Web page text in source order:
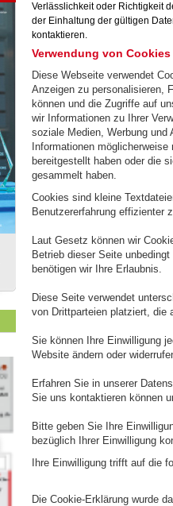
Verlässlichkeit oder Richtigkeit
der Einhaltung der gültigen
kontaktieren.
Verwendung von Cookies
Diese Webseite verwendet
Anzeigen zu personalisieren,
können und die Zugriffe auf
wir Informationen zu Ihrer
soziale Medien, Werbung und
Informationen
bereitgestellt haben oder die
gesammelt haben.
Cookies sind kleine
Benutzererfahrung effizienter
Laut Gesetz können wir
Betrieb dieser Seite
benötigen wir Ihre Erlaubnis.
Diese Seite verwendet
von Drittparteien platziert, die
Sie können Ihre Einwilligung
Website ändern oder
Erfahren Sie in unserer
Sie uns kontaktieren können
Bitte geben Sie Ihre
bezüglich Ihrer Einwilligung
Ihre Einwilligung trifft auf die
Die Cookie-Erklärung wurde